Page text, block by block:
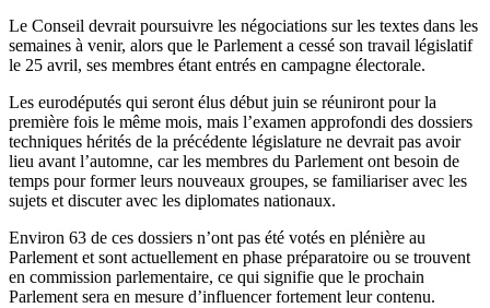
Le Conseil devrait poursuivre les négociations sur les textes dans les
semaines à venir, alors que le Parlement a cessé son travail législatif
le 25 avril, ses membres étant entrés en campagne électorale.
Les eurodéputés qui seront élus début juin se réuniront pour la
première fois le même mois, mais l’examen approfondi des dossiers
techniques hérités de la précédente législature ne devrait pas avoir
lieu avant l’automne, car les membres du Parlement ont besoin de
temps pour former leurs nouveaux groupes, se familiariser avec les
sujets et discuter avec les diplomates nationaux.
Environ 63 de ces dossiers n’ont pas été votés en plénière au
Parlement et sont actuellement en phase préparatoire ou se trouvent
en commission parlementaire, ce qui signifie que le prochain
Parlement sera en mesure d’influencer fortement leur contenu.